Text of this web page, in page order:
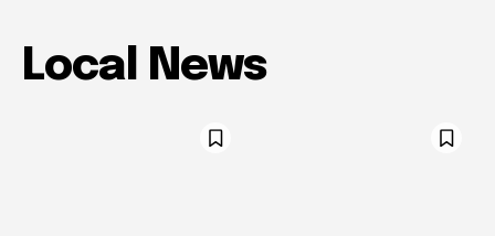
Local News